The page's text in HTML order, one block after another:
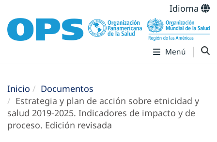
Idioma
Menú
Inicio
Documentos
Estrategia y plan de acción sobre etnicidad y
salud 2019-2025. Indicadores de impacto y de
proceso. Edición revisada